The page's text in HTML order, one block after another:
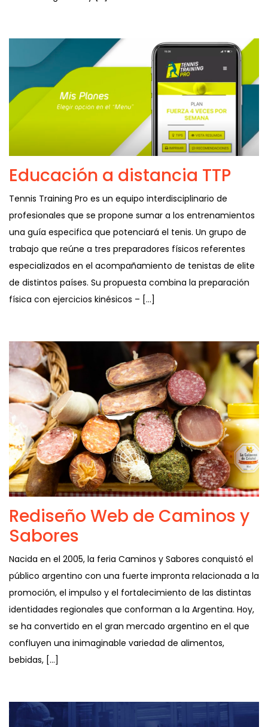
Educación a distancia TTP
Tennis Training Pro es un equipo interdisciplinario de
profesionales que se propone sumar a los entrenamientos
una guía especifica que potenciará el tenis. Un grupo de
trabajo que reúne a tres preparadores físicos referentes
especializados en el acompañamiento de tenistas de elite
de distintos países. Su propuesta combina la preparación
física con ejercicios kinésicos – […]
Rediseño Web de Caminos y
Sabores
Nacida en el 2005, la feria Caminos y Sabores conquistó el
público argentino con una fuerte impronta relacionada a la
promoción, el impulso y el fortalecimiento de las distintas
identidades regionales que conforman a la Argentina. Hoy,
se ha convertido en el gran mercado argentino en el que
confluyen una inimaginable variedad de alimentos,
bebidas, […]